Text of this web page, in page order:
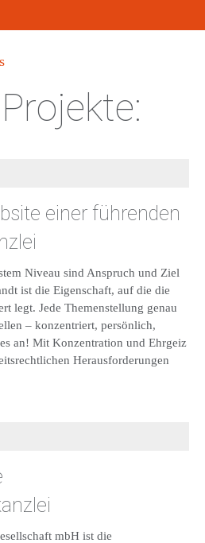
einer führenden
Niveau sind Anspruch und Ziel
ist die Eigenschaft, auf die die
legt. Jede Themenstellung genau
– konzentriert, persönlich,
an! Mit Konzentration und Ehrgeiz
Herausforderungen
mbH ist die